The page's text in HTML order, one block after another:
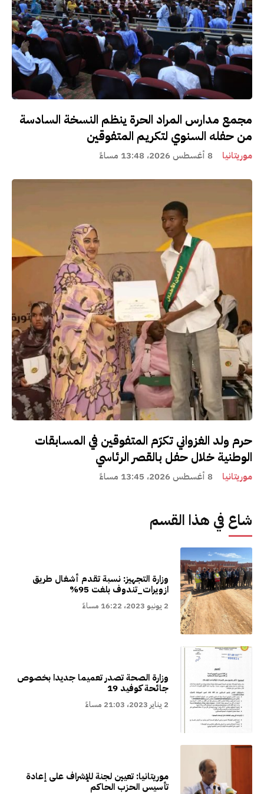
مجمع مدارس المراد الحرة ينظم النسخة السادسة
من حفله السنوي لتكريم المتفوقين
موريتانيا 8 أغسطس 2026، 13:48 مساءً
حرم ولد الغزواني تكرّم المتفوقين في المسابقات
الوطنية خلال حفل بالقصر الرئاسي
موريتانيا 8 أغسطس 2026، 13:45 مساءً
شاع في هذا القسم
وزارة التجهيز: نسبة تقدم أشغال طريق
ازويرات_تندوف بلغت 95%
2 يونيو 2023، 16:22 مساءً
وزارة الصحة تصدر تعميما جديدا بخصوص
جائحة كوفيد 19
2 يناير 2023، 21:03 مساءً
موريتانيا: تعيين لجنة للإشراف على إعادة
تأسيس الحزب الحاكم